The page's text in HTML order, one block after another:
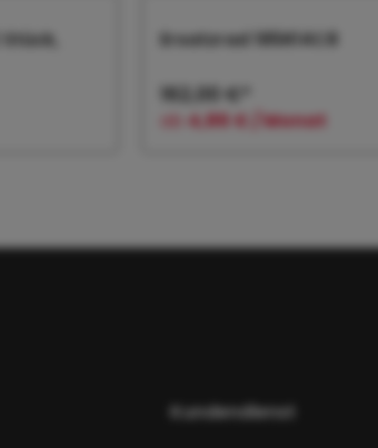
Ersatzrad 185R14C8
162,00 €*
ab 4,86 € / Monat
Kundendienst